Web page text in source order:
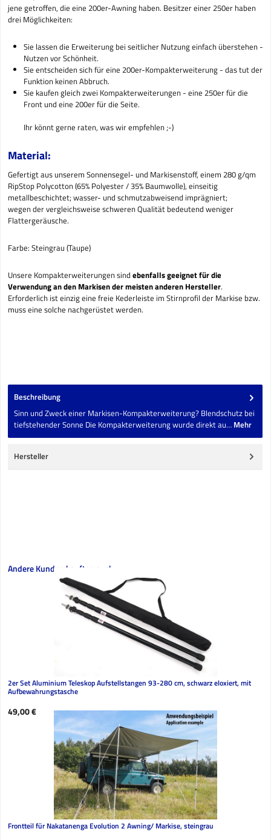
jene getroffen, die eine 200er-Awning haben. Besitzer einer 250er haben
drei Möglichkeiten:
Sie lassen die Erweiterung bei seitlicher Nutzung einfach überstehen -
Nutzen vor Schönheit.
Sie entscheiden sich für eine 200er-Kompakterweiterung - das tut der
Funktion keinen Abbruch.
Sie kaufen gleich zwei Kompakterweiterungen - eine 250er für die
Front und eine 200er für die Seite.
Ihr könnt gerne raten, was wir empfehlen ;-)
Material:
Gefertigt aus unserem Sonnensegel- und Markisenstoff, einem 280 g/qm
RipStop Polycotton (65% Polyester / 35% Baumwolle), einseitig
metallbeschichtet; wasser- und schmutzabweisend imprägniert;
wegen der vergleichsweise schweren Qualität bedeutend weniger
Flattergeräusche.
Farbe: Steingrau (Taupe)
Unsere Kompakterweiterungen sind ebenfalls geeignet für die
Verwendung an den Markisen der meisten anderen Hersteller.
Erforderlich ist einzig eine freie Kederleiste im Stirnprofil der Markise bzw.
muss eine solche nachgerüstet werden.
Beschreibung
Sinn und Zweck einer Markisen-Kompakterweiterung? Blendschutz bei
tiefstehender Sonne Die Kompakterweiterung wurde direkt au… Mehr
Hersteller
Produktgalerie überspringen
Andere Kunden kauften auch
2er Set Aluminium Teleskop Aufstellstangen 93-280 cm, schwarz eloxiert, mit
Aufbewahrungstasche
Regulärer Preis:
49,00 €
Frontteil für Nakatanenga Evolution 2 Awning/ Markise, steingrau